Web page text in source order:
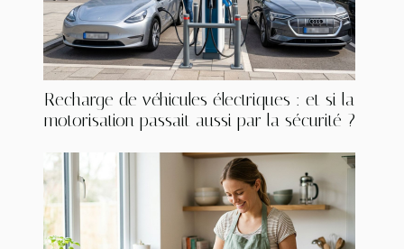
Recharge de véhicules électriques : et si la
motorisation passait aussi par la sécurité ?